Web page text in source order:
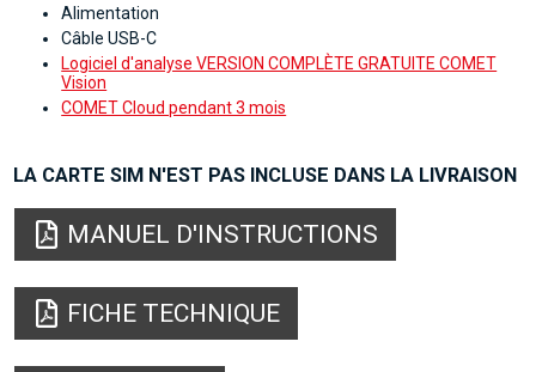
Alimentation
Câble USB-C
Logiciel d'analyse VERSION COMPLÈTE GRATUITE COMET
Vision
COMET Cloud pendant 3 mois
LA CARTE SIM N'EST PAS INCLUSE DANS LA LIVRAISON
MANUEL D'INSTRUCTIONS
FICHE TECHNIQUE